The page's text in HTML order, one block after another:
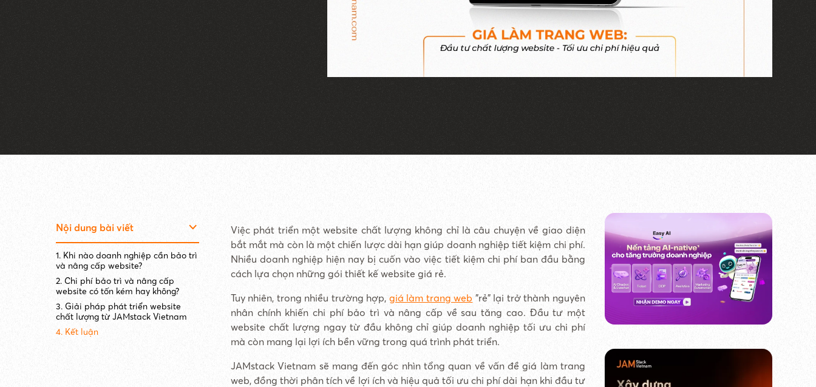
Nội dung bài viết
1. Khi nào doanh nghiệp cần bảo trì
và nâng cấp website?
2. Chi phí bảo trì và nâng cấp
website có tốn kém hay không?
3. Giải pháp phát triển website
chất lượng từ JAMstack Vietnam
4. Kết luận
Việc phát triển một website chất lượng không chỉ là câu chuyện về giao diện
bắt mắt mà còn là một chiến lược dài hạn giúp doanh nghiệp tiết kiệm chi phí.
Nhiều doanh nghiệp hiện nay bị cuốn vào việc tiết kiệm chi phí ban đầu bằng
cách lựa chọn những gói thiết kế website giá rẻ.
Tuy nhiên, trong nhiều trường hợp, giá làm trang web "rẻ" lại trở thành nguyên
nhân chính khiến chi phí bảo trì và nâng cấp về sau tăng cao. Đầu tư một
website chất lượng ngay từ đầu không chỉ giúp doanh nghiệp tối ưu chi phí
mà còn mang lại lợi ích bền vững trong quá trình phát triển.
JAMstack Vietnam sẽ mang đến góc nhìn tổng quan về vấn đề giá làm trang
web, đồng thời phân tích về lợi ích và hiệu quả tối ưu chi phí dài hạn khi đầu tư